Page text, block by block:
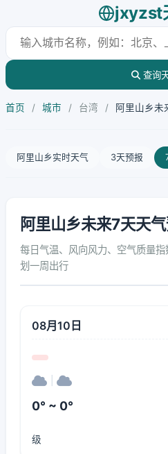
jxyzst
查询
首页 / 城市 / 台湾 / 阿里山乡未
阿里山乡实时天气 3天预报
阿里山乡未来7天天
每日气温、风向风力、空气质量
划一周出行
08月10日
0° ~ 0°
级